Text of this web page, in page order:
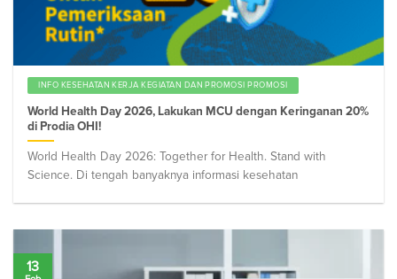
INFO KESEHATAN KERJA KEGIATAN DAN PROMOSI PROMOSI
World Health Day 2026, Lakukan MCU dengan Keringanan 20%
di Prodia OHI!
World Health Day 2026: Together for Health. Stand with
Science. Di tengah banyaknya informasi kesehatan
13